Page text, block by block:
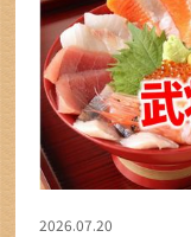
2026.07.20